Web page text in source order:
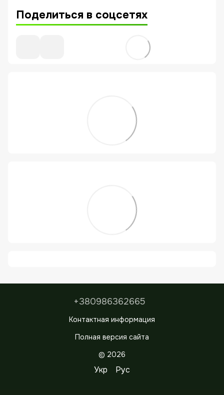
Поделиться в соцсетях
+380986362665
Контактная информация
Полная версия сайта
© 2026
Укр Рус